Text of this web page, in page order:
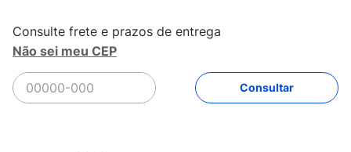
Não sei meu CEP